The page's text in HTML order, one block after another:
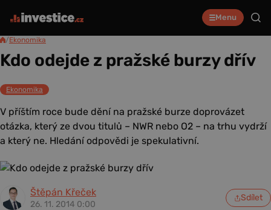
Menu
/Ekonomika
Kdo odejde z pražské burzy dřív
Ekonomika
V příštím roce bude dění na pražské burze doprovázet
otázka, který ze dvou titulů – NWR nebo O2 – na trhu vydrží
a který ne. Hledání odpovědi je spekulativní.
Štěpán Křeček
26. 11. 2014 0:00
Sdílet